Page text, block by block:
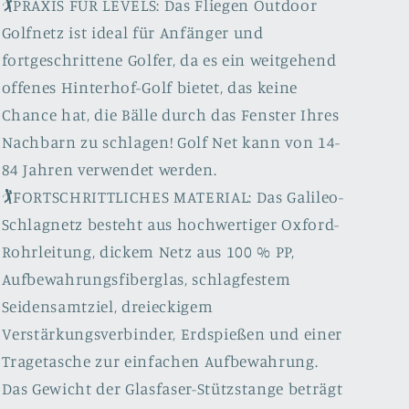
🏌️PRAXIS FÜR LEVELS: Das Fliegen Outdoor
Golfnetz ist ideal für Anfänger und
fortgeschrittene Golfer, da es ein weitgehend
offenes Hinterhof-Golf bietet, das keine
Chance hat, die Bälle durch das Fenster Ihres
Nachbarn zu schlagen! Golf Net kann von 14-
84 Jahren verwendet werden.
🏌️FORTSCHRITTLICHES MATERIAL: Das Galileo-
Schlagnetz besteht aus hochwertiger Oxford-
Rohrleitung, dickem Netz aus 100 % PP,
Aufbewahrungsfiberglas, schlagfestem
Seidensamtziel, dreieckigem
Verstärkungsverbinder, Erdspießen und einer
Tragetasche zur einfachen Aufbewahrung.
Das Gewicht der Glasfaser-Stützstange beträgt